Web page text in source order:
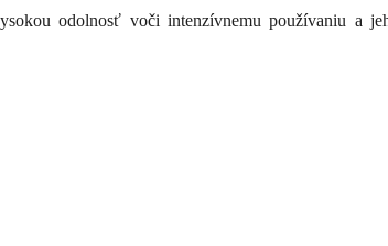
odolnosť voči intenzívnemu používaniu a